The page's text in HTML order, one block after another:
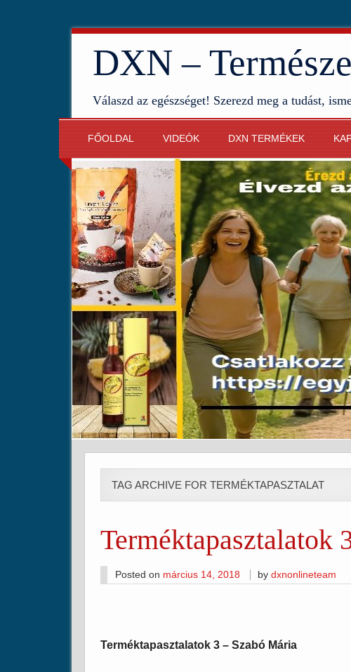
DXN –
Válaszd az egészséget! Szerezd meg a tudást,
FŐOLDAL VIDEÓK DXN TERMÉKEK
TAG ARCHIVE FOR TERMÉKTAPASZTALAT
Terméktapasztalatok
Posted on március 14, 2018 bydxnonlineteam
Terméktapasztalatok 3 – Szabó Mária